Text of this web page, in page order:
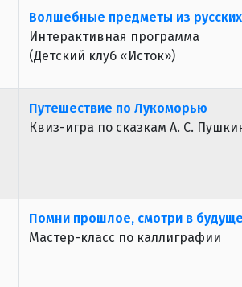
Волшебные предметы из
Интерактивная программа
(Детский клуб «Исток»)
Путешествие по Лукоморью
Квиз-игра по сказкам А. С.
Помни прошлое, смотри в
Мастер-класс по каллиграфии